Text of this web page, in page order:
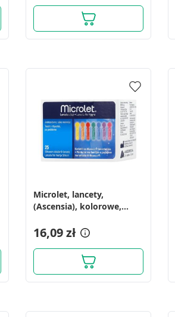
Microlet, lancety,
(Ascensia), kolorowe,
16,09 zł